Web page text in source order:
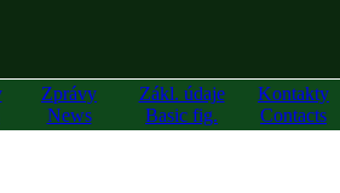
Zprávy
News
Zákl. údaje
Basic fig.
Kontakty
Contacts